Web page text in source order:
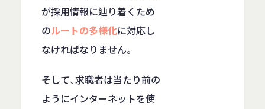
が採用情報に辿り着くため
のルートの多様化に対応し
なければなりません。
そして、求職者は当たり前の
ようにインターネットを使